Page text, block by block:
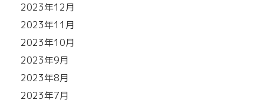
2023年12月
2023年11月
2023年10月
2023年9月
2023年8月
2023年7月